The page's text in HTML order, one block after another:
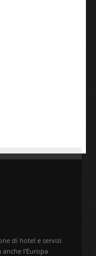
di hotel e servizi
l'Europa